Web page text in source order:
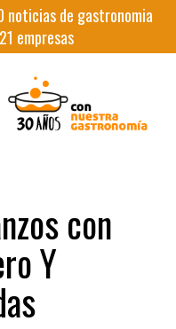
noticias de gastronomia
21 empresas
con
Y